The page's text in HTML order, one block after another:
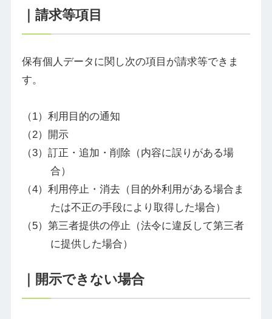
｜請求等項目
保有個人データに関し次の項目が請求等できま
す。
利用目的の通知
開示
訂正・追加・削除（内容に誤りがある場
合）
利用停止・消去（目的外利用がある場合ま
たは不正の手段により取得した場合）
第三者提供の停止（法令に違反して第三者
に提供した場合）
｜開示できない場合